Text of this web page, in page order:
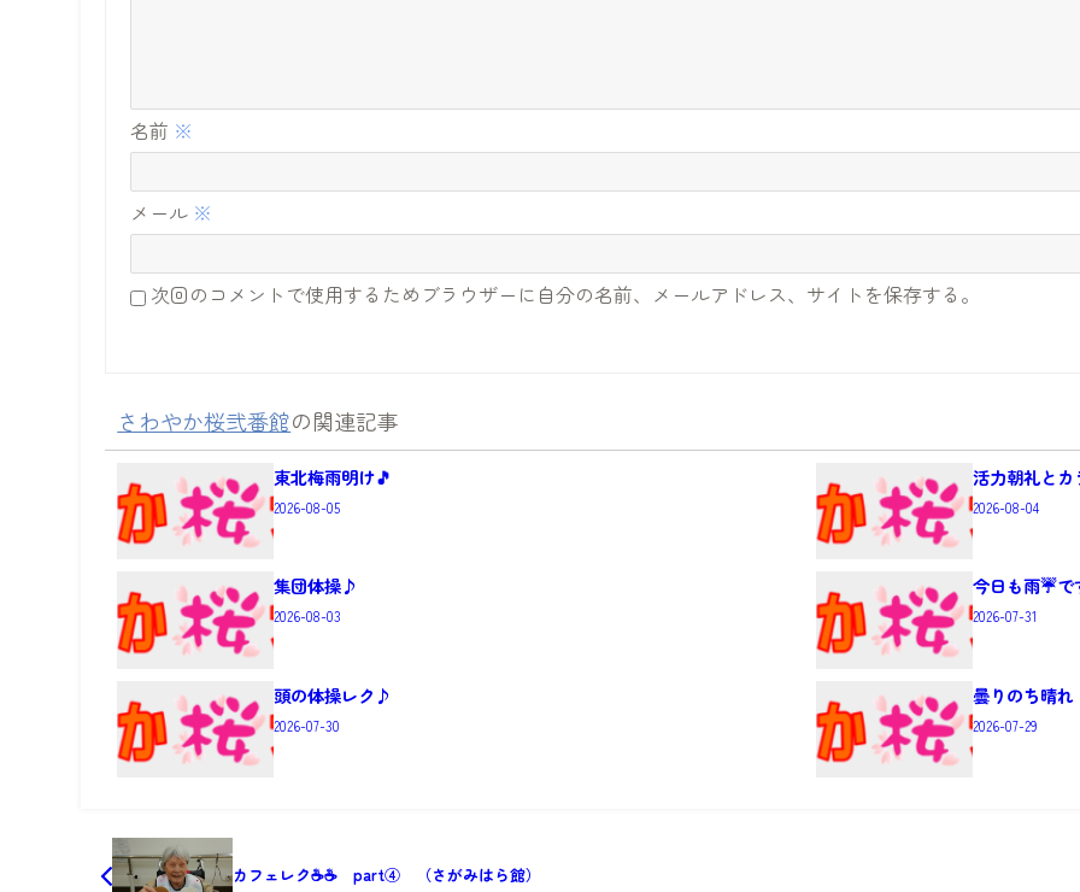
名前 ※
メール ※
次回のコメントで使用するためブラウザーに自分の名前、メールアドレス、サイトを保存する。
さわやか桜弐番館の関連記事
東北梅雨明け🎵
2026-08-05
活力朝礼と
2026-08-04
集団体操♪
2026-08-03
今日も雨☔で
2026-07-31
頭の体操レク♪
2026-07-30
曇りのち晴れ
2026-07-29
カフェレク☕☕ part④ （さがみはら館）